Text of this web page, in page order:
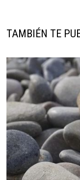
TAMBIÉN TE